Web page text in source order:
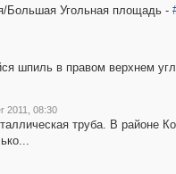
Большая Угольная площадь -
шпиль в правом верхнем
2011, 08:30
труба. В районе